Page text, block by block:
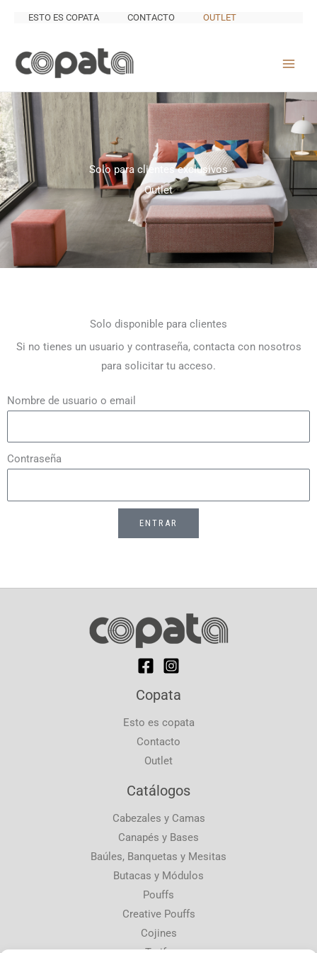
ESTO ES COPATA CONTACTO OUTLET
Solo para clientes exclusivos
Outlet
Solo disponible para clientes
Si no tienes un usuario y contraseña, contacta con nosotros
para solicitar tu acceso.
Nombre de usuario o email
Contraseña
ENTRAR
Copata
Esto es copata
Contacto
Outlet
Catálogos
Cabezales y Camas
Canapés y Bases
Baúles, Banquetas y Mesitas
Butacas y Módulos
Pouffs
Creative Pouffs
Cojines